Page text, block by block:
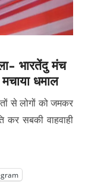
भारतेंदु मंच
धमाल
से लोगों को जमकर
कर सबकी वाहवाही